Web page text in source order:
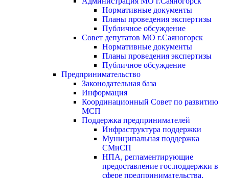
Нормативные документы
Планы проведения экспертизы
Публичное обсуждение
Совет депутатов МО г.Саяногорск
Нормативные документы
Планы проведения экспертизы
Публичное обсуждение
Предпринимательство
Законодательная база
Информация
Координационный Совет по развитию
МСП
Поддержка предпринимателей
Инфраструктура поддержки
Муниципальная поддержка
СМиСП
НПА, регламентирующие
предоставление гос.поддержки в
сфере предпринимательства.